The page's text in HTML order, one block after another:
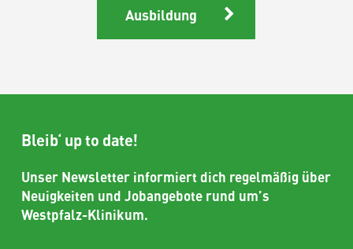
Ausbildung
Bleib‘ up to date!
Unser Newsletter informiert dich regelmäßig über
Neuigkeiten und Jobangebote rund um’s
Westpfalz-Klinikum.